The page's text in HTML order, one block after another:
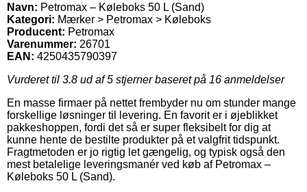
Navn: Petromax – Køleboks 50 L (Sand)
Kategori: Mærker > Petromax > Køleboks
Producent: Petromax
Varenummer: 26701
EAN: 4250435790397
Vurderet til 3.8 ud af 5 stjerner baseret på 16 anmeldelser
En masse firmaer på nettet frembyder nu om stunder mange
forskellige løsninger til levering. En favorit er i øjeblikket
pakkeshoppen, fordi det så er super fleksibelt for dig at
kunne hente de bestilte produkter på et valgfrit tidspunkt.
Fragtmetoden er jo rigtig let gængelig, og typisk også den
mest betalelige leveringsmanér ved køb af Petromax –
Køleboks 50 L (Sand).